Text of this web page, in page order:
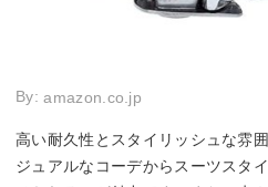
By:amazon.co.jp
高い耐久性とスタイリッシュな雰
ジュアルなコーデからスーツスタ